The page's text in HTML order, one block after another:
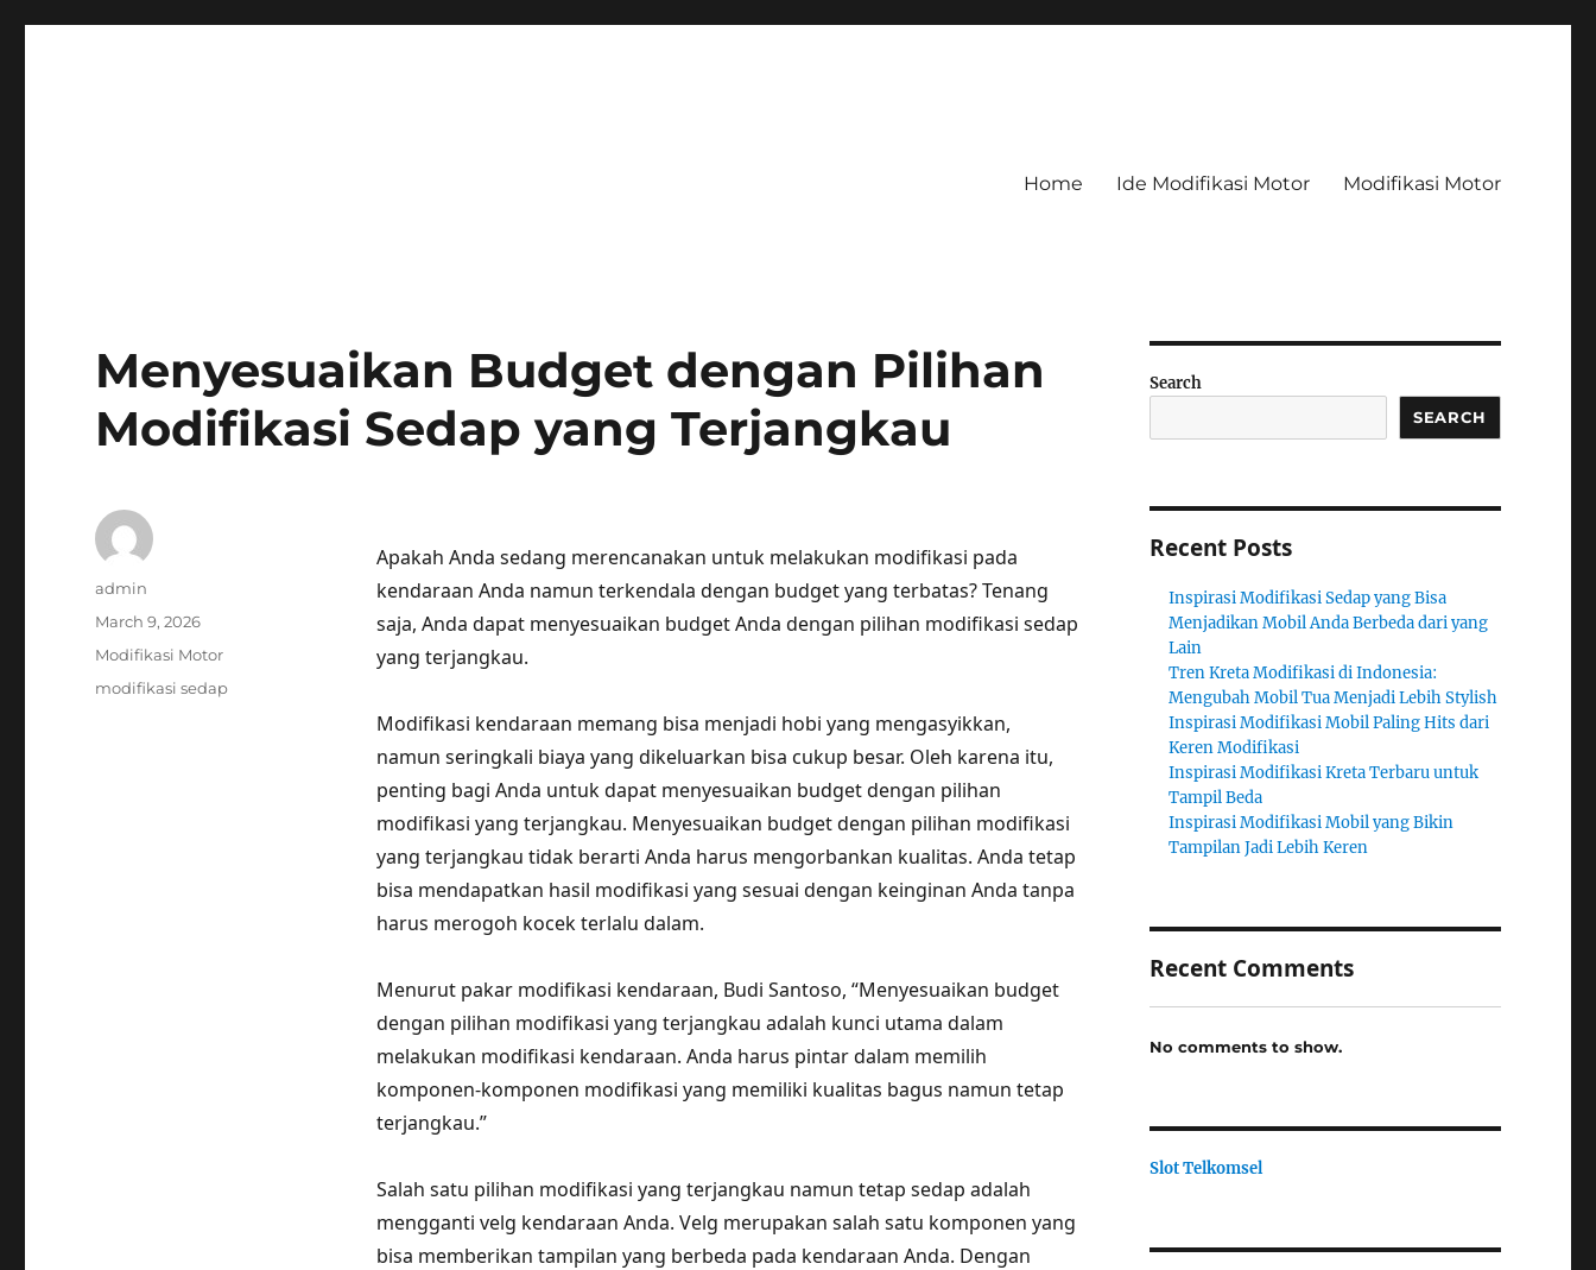
Home Ide Modifikasi Motor Modifikasi Motor
Menyesuaikan Budget dengan Pilihan
Modifikasi Sedap yang Terjangkau
Apakah Anda sedang merencanakan untuk melakukan modifikasi pada
kendaraan Anda namun terkendala dengan budget yang terbatas? Tenang
saja, Anda dapat menyesuaikan budget Anda dengan pilihan modifikasi sedap
yang terjangkau.
Modifikasi kendaraan memang bisa menjadi hobi yang mengasyikkan,
namun seringkali biaya yang dikeluarkan bisa cukup besar. Oleh karena itu,
penting bagi Anda untuk dapat menyesuaikan budget dengan pilihan
modifikasi yang terjangkau. Menyesuaikan budget dengan pilihan modifikasi
yang terjangkau tidak berarti Anda harus mengorbankan kualitas. Anda tetap
bisa mendapatkan hasil modifikasi yang sesuai dengan keinginan Anda tanpa
harus merogoh kocek terlalu dalam.
Menurut pakar modifikasi kendaraan, Budi Santoso, “Menyesuaikan budget
dengan pilihan modifikasi yang terjangkau adalah kunci utama dalam
melakukan modifikasi kendaraan. Anda harus pintar dalam memilih
komponen-komponen modifikasi yang memiliki kualitas bagus namun tetap
terjangkau.”
Salah satu pilihan modifikasi yang terjangkau namun tetap sedap adalah
mengganti velg kendaraan Anda. Velg merupakan salah satu komponen yang
bisa memberikan tampilan yang berbeda pada kendaraan Anda. Dengan
Author
admin
Posted
March 9, 2026
Categories
Modifikasi Motor
Tags
modifikasi sedap
Search
SEARCH
Recent Posts
Inspirasi Modifikasi Sedap yang Bisa
Menjadikan Mobil Anda Berbeda dari yang
Lain
Tren Kreta Modifikasi di Indonesia:
Mengubah Mobil Tua Menjadi Lebih Stylish
Inspirasi Modifikasi Mobil Paling Hits dari
Keren Modifikasi
Inspirasi Modifikasi Kreta Terbaru untuk
Tampil Beda
Inspirasi Modifikasi Mobil yang Bikin
Tampilan Jadi Lebih Keren
Recent Comments
No comments to show.
Slot Telkomsel